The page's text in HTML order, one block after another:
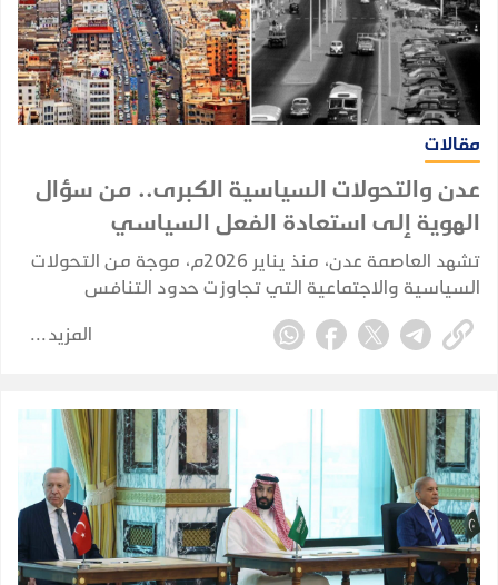
مقالات
عدن والتحولات السياسية الكبرى.. من سؤال
الهوية إلى استعادة الفعل السياسي
تشهد العاصمة عدن، منذ يناير 2026م، موجة من التحولات
السياسية والاجتماعية التي تجاوزت حدود التنافس
السياسي التقليدي، لتلامس طبيعة المجتمع العدني ذاته،
وتعيد طرح أسئلة مؤجلة حول هوية المدينة وخصوصيتها
المزيد